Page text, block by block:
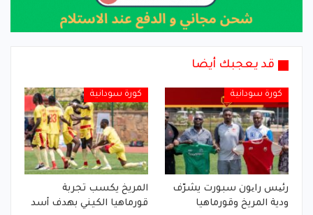
قد يعجبك أيضا
كورة سودانية
رئیس رایون سبورت يشرّف
ودية المريخ وقورماهيا
كورة سودانية
المريخ يكسب تجربة
قورماهيا الكيني بهدف أسد